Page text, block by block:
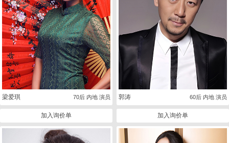
梁爱琪 70后 内地 演员
加入询价单
郭涛 60后 内地 演员
加入询价单